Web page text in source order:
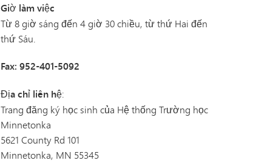
Giờ làm việc
Từ 8 giờ sáng đến 4 giờ 30 chiều, từ thứ Hai đến
thứ Sáu.
Fax: 952-401-5092
Địa chỉ liên hệ:
Trang đăng ký học sinh của Hệ thống Trường học
Minnetonka
5621 County Rd 101
Minnetonka, MN 55345